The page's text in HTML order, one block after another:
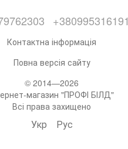
+380995316191
Контактна інформація
Повна версія сайту
© 2014—2026
магазин "ПРОФІ БІЛД"
Всі права захищено
Укр Рус